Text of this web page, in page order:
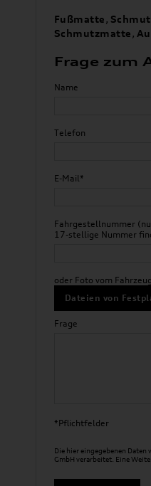
Fußmatte,
Schmutzmatte,
Frage zum
Name
Telefon
E-Mail*
Fahrgestellnummer
17-stellige Nummer
oder Foto vom
Dateien von
Frage
*Pflichtfelder
Die hier eingegebenen Daten
GmbH verarbeitet. Eine